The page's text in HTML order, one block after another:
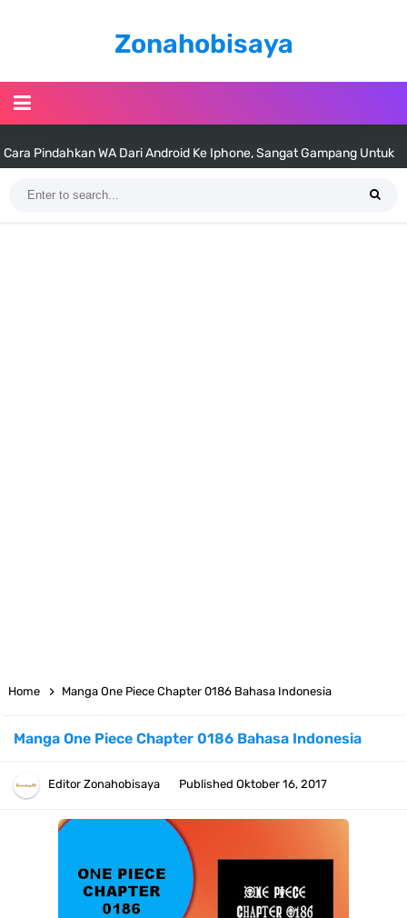
Zonahobisaya
Cara Pindahkan WA Dari Android Ke Iphone, Sangat Gampang Untuk
Resep Pesmol Ikan Mas, Makanan Khas Sunda Dengan Rasa Yang
Enaknya Nagih
Home Manga One Piece Chapter 0186 Bahasa Indonesia
Manga One Piece Chapter 0186 Bahasa Indonesia
Editor Zonahobisaya Published Oktober 16, 2017